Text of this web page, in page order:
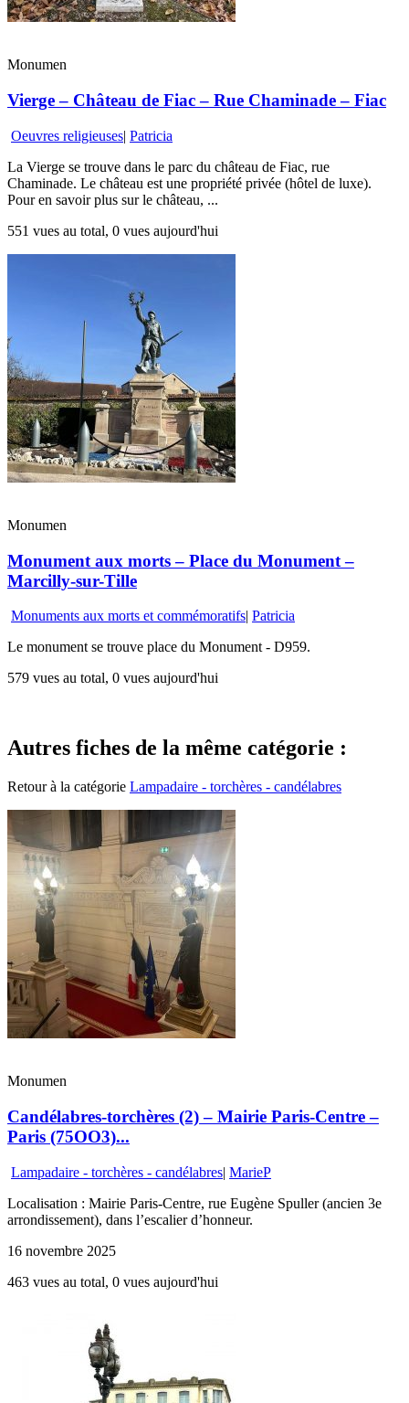
Monumen
Vierge – Château de Fiac – Rue Chaminade – Fiac
Oeuvres religieuses| Patricia
La Vierge se trouve dans le parc du château de Fiac, rue
Chaminade. Le château est une propriété privée (hôtel de luxe).
Pour en savoir plus sur le château, ...
551 vues au total, 0 vues aujourd'hui
Monumen
Monument aux morts – Place du Monument –
Marcilly-sur-Tille
Monuments aux morts et commémoratifs| Patricia
Le monument se trouve place du Monument - D959.
579 vues au total, 0 vues aujourd'hui
Autres fiches de la même catégorie :
Retour à la catégorie Lampadaire - torchères - candélabres
Monumen
Candélabres-torchères (2) – Mairie Paris-Centre –
Paris (75OO3)...
Lampadaire - torchères - candélabres| MarieP
Localisation : Mairie Paris-Centre, rue Eugène Spuller (ancien 3e
arrondissement), dans l’escalier d’honneur.
16 novembre 2025
463 vues au total, 0 vues aujourd'hui